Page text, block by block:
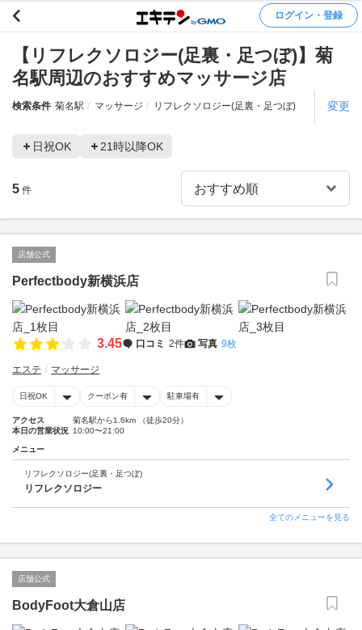
ログイン・登録
【リフレクソロジー(足裏・足つぼ)】菊
名駅周辺のおすすめマッサージ店
検索条件 菊名駅 マッサージ リフレクソロジー(足裏・足つぼ) 変更
日祝OK 21時以降OK
5 件
店舗公式
Perfectbody新横浜店
3.45 口コミ 2件 写真 9枚
エステ マッサージ
日祝OK クーポン有 駐車場有
アクセス
菊名駅から1.6km （徒歩20分）
本日の営業状況 10:00〜21:00
メニュー
リフレクソロジー(足裏・足つぼ)
リフレクソロジー
全てのメニューを見る
店舗公式
BodyFoot大倉山店